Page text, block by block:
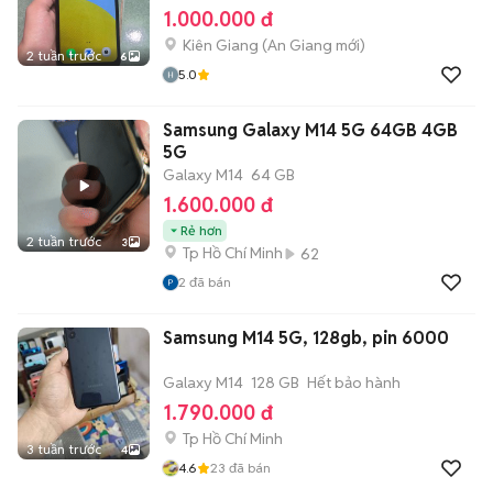
2 tuần trước 6
1.000.000 đ
Kiên Giang (An Giang mới)
5.0
2 tuần trước 3
Samsung Galaxy M14 5G 64GB 4GB
5G
Galaxy M14 64 GB
1.600.000 đ
Rẻ hơn
Tp Hồ Chí Minh 62
2 đã bán
3 tuần trước 4
Samsung M14 5G, 128gb, pin 6000
Galaxy M14 128 GB Hết bảo hành
1.790.000 đ
Tp Hồ Chí Minh
4.6 23 đã bán